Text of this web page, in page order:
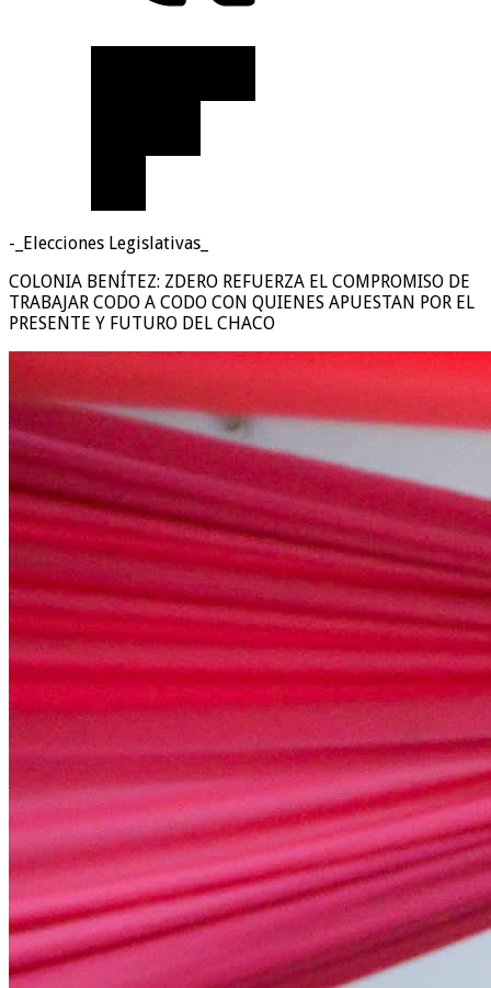
-_Elecciones Legislativas_
COLONIA BENÍTEZ: ZDERO REFUERZA EL COMPROMISO DE
TRABAJAR CODO A CODO CON QUIENES APUESTAN POR EL
PRESENTE Y FUTURO DEL CHACO